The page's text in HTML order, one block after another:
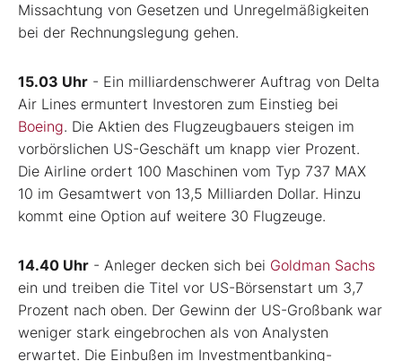
Missachtung von Gesetzen und Unregelmäßigkeiten
bei der Rechnungslegung gehen.
15.03 Uhr - Ein milliardenschwerer Auftrag von Delta
Air Lines ermuntert Investoren zum Einstieg bei
Boeing. Die Aktien des Flugzeugbauers steigen im
vorbörslichen US-Geschäft um knapp vier Prozent.
Die Airline ordert 100 Maschinen vom Typ 737 MAX
10 im Gesamtwert von 13,5 Milliarden Dollar. Hinzu
kommt eine Option auf weitere 30 Flugzeuge.
14.40 Uhr - Anleger decken sich bei Goldman Sachs
ein und treiben die Titel vor US-Börsenstart um 3,7
Prozent nach oben. Der Gewinn der US-Großbank war
weniger stark eingebrochen als von Analysten
erwartet. Die Einbußen im Investmentbanking-